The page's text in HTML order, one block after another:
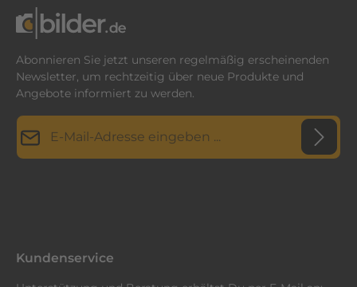
Abonnieren Sie jetzt unseren regelmäßig erscheinenden
Newsletter, um rechtzeitig über neue Produkte und
Angebote informiert zu werden.
E-Mail-Adresse*
Kundenservice